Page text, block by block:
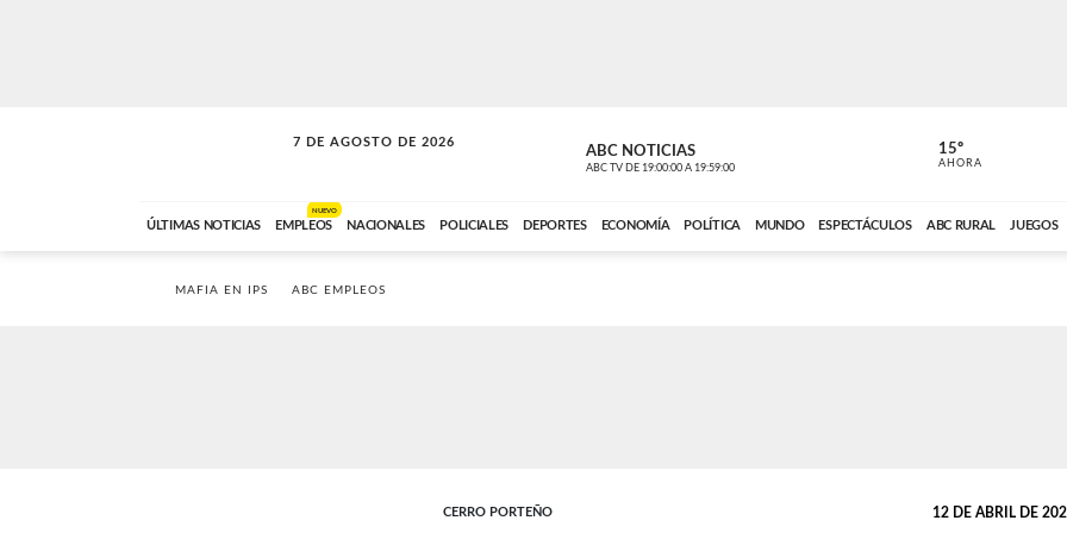
7 DE AGOSTO DE 2026
SOLO MÚSICA ABC NOTICIAS
ABC TV DE 19:00:00 A 19:59:00 ABC CARDINAL
15º
AHORA
ÚLTIMAS NOTICIAS EMPLEOS
NUEVO
NACIONALES POLICIALES DEPORTES ECONOMÍA POLÍTICA MUNDO ESPECTÁCULOS ABC RURAL JUEGOS
MAFIA EN IPS ABC EMPLEOS
CERRO PORTEÑO 12 DE ABRIL DE